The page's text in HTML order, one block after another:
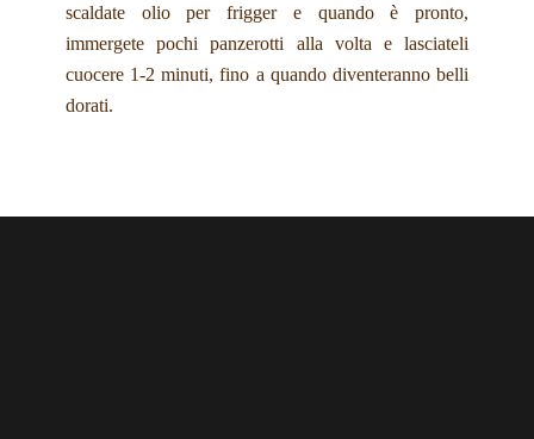
scaldate olio per frigger e quando è pronto,
immergete pochi panzerotti alla volta e lasciateli
cuocere 1-2 minuti, fino a quando diventeranno belli
dorati.